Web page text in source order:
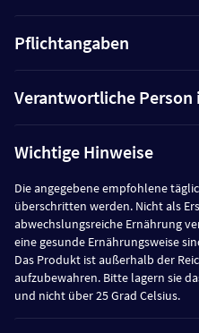
Pflichtangaben
Verantwortliche Person
Wichtige Hinweise
Die angegebene empfohlene
überschritten werden. Nicht als
abwechslungsreiche Ernährung
eine gesunde Ernährungsweise
Das Produkt ist außerhalb der
aufzubewahren. Bitte lagern sie
und nicht über 25 Grad Celsius.